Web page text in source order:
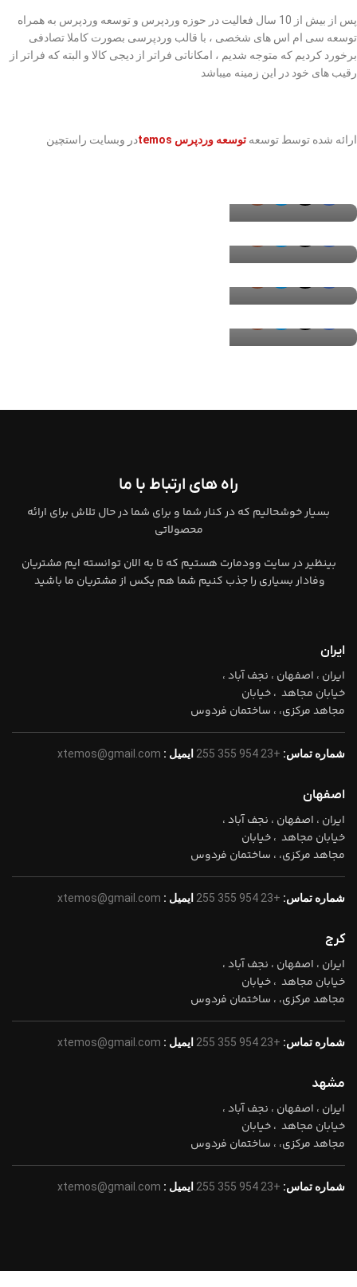
پس از بیش از 10 سال فعالیت در حوزه وردپرس و توسعه وردپرس به همراه
توسعه سی ام اس های شخصی ، با قالب وردپرسی بصورت کاملا تصادفی
برخورد کردیم که متوجه شدیم ، امکاناتی فراتر از دیجی کالا و البته که فراتر از
رقیب های خود در این زمینه میباشد
ارائه شده توسط توسعه توسعه وردپرس temos در وبسایت راستچین احمد احمدی
مدیر عامل /سئوکار
محمد سپیانی
مدیر عامل /سئوکار
علی احمدی
مدیر عامل /سئوکار
راه های ارتباط با ما
بسیار خوشحالیم که در کنار شما و برای شما در حال تلاش برای ارائه
محصولاتی
بینظیر در سایت وودمارت هستیم که تا به الان توانسته ایم مشتریان
وفادار بسیاری را جذب کنیم شما هم یکس از مشتریان ما باشید
ایران
ایران ، اصفهان ، نجف آباد ،
خیابان مجاهد ، خیابان
مجاهد مرکزی، ، ساختمان فردوس
شماره تماس: +23 954 355 255 ایمیل :
اصفهان
ایران ، اصفهان ، نجف آباد ،
خیابان مجاهد ، خیابان
مجاهد مرکزی، ، ساختمان فردوس
شماره تماس: +23 954 355 255 ایمیل :
کرج
ایران ، اصفهان ، نجف آباد ،
خیابان مجاهد ، خیابان
مجاهد مرکزی، ، ساختمان فردوس
شماره تماس: +23 954 355 255 ایمیل :
مشهد
ایران ، اصفهان ، نجف آباد ،
خیابان مجاهد ، خیابان
مجاهد مرکزی، ، ساختمان فردوس
شماره تماس: +23 954 355 255 ایمیل :